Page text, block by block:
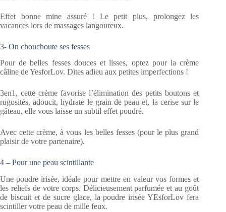
Effet bonne mine assuré ! Le petit plus, prolongez les
vacances lors de massages langoureux.
3- On chouchoute ses fesses
Pour de belles fesses douces et lisses, optez pour la crème
câline de YesforLov. Dites adieu aux petites imperfections !
3en1, cette crème favorise l’élimination des petits boutons et
rugosités, adoucit, hydrate le grain de peau et, la cerise sur le
gâteau, elle vous laisse un subtil effet poudré.
Avec cette crème, à vous les belles fesses (pour le plus grand
plaisir de votre partenaire).
4 – Pour une peau scintillante
Une poudre irisée, idéale pour mettre en valeur vos formes et
les reliefs de votre corps. Délicieusement parfumée et au goût
de biscuit et de sucre glace, la poudre irisée YEsforLov fera
scintiller votre peau de mille feux.